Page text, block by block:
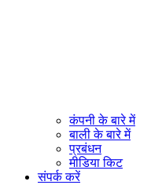
कंपनी के बारे में
बाली के बारे में
प्रबंधन
मीडिया किट
संपर्क करें